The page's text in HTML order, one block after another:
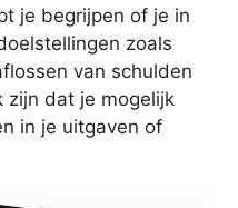
je begrijpen of je in
zoals
van schulden
zijn dat je mogelijk
in je uitgaven of